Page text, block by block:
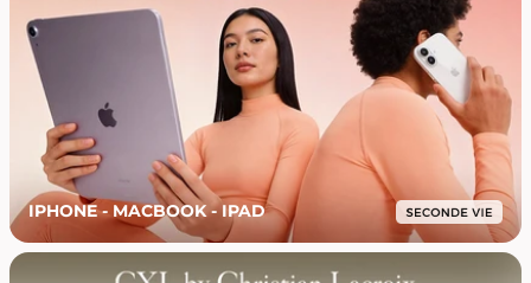
IPHONE - MACBOOK - IPAD